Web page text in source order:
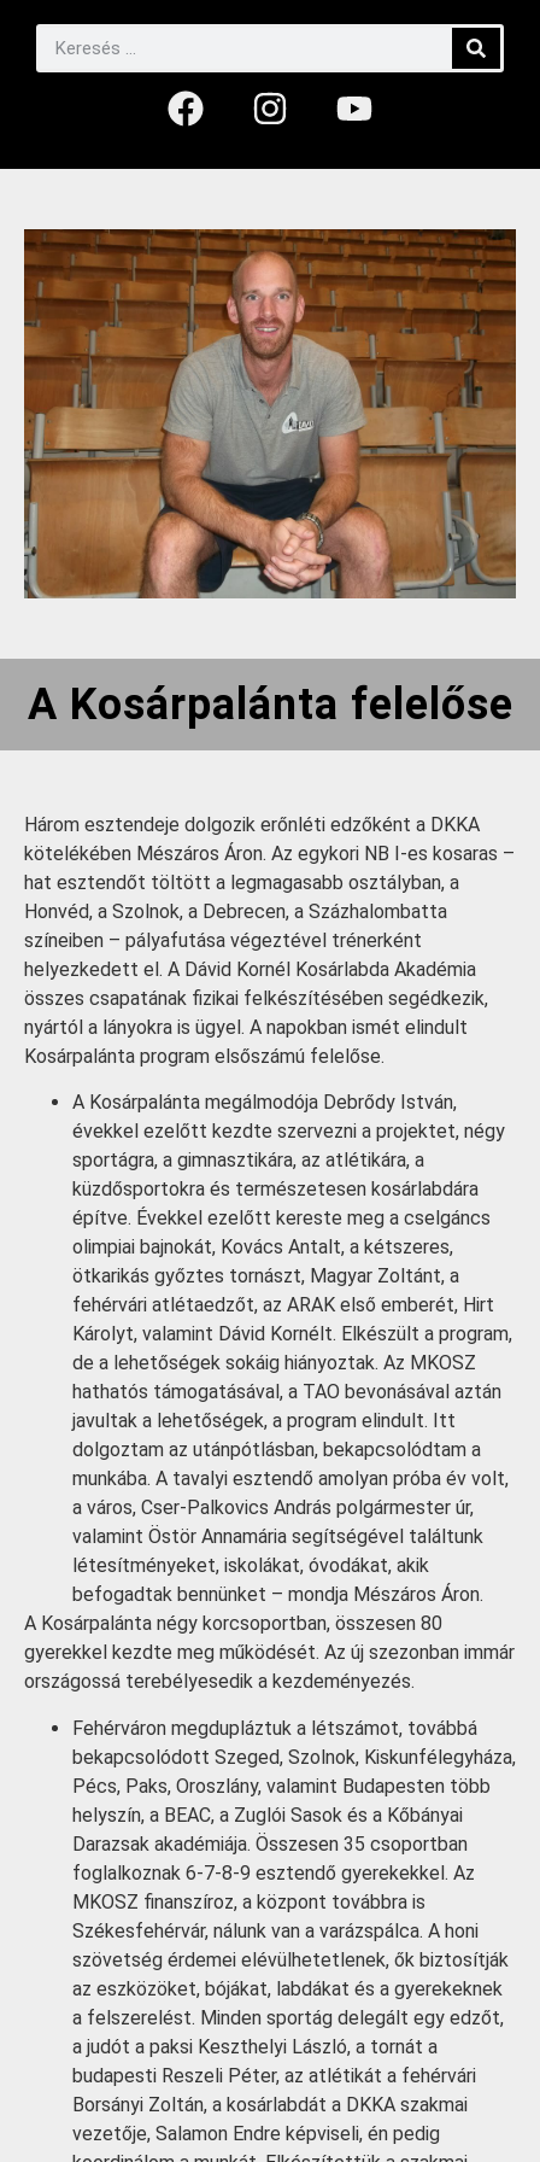
A Kosárpalánta felelőse
Három esztendeje dolgozik erőnléti edzőként a DKKA
kötelékében Mészáros Áron. Az egykori NB I-es kosaras –
hat esztendőt töltött a legmagasabb osztályban, a
Honvéd, a Szolnok, a Debrecen, a Százhalombatta
színeiben – pályafutása végeztével trénerként
helyezkedett el. A Dávid Kornél Kosárlabda Akadémia
összes csapatának fizikai felkészítésében segédkezik,
nyártól a lányokra is ügyel. A napokban ismét elindult
Kosárpalánta program elsőszámú felelőse.
A Kosárpalánta megálmodója Debrődy István,
évekkel ezelőtt kezdte szervezni a projektet, négy
sportágra, a gimnasztikára, az atlétikára, a
küzdősportokra és természetesen kosárlabdára
építve. Évekkel ezelőtt kereste meg a cselgáncs
olimpiai bajnokát, Kovács Antalt, a kétszeres,
ötkarikás győztes tornászt, Magyar Zoltánt, a
fehérvári atlétaedzőt, az ARAK első emberét, Hirt
Károlyt, valamint Dávid Kornélt. Elkészült a program,
de a lehetőségek sokáig hiányoztak. Az MKOSZ
hathatós támogatásával, a TAO bevonásával aztán
javultak a lehetőségek, a program elindult. Itt
dolgoztam az utánpótlásban, bekapcsolódtam a
munkába. A tavalyi esztendő amolyan próba év volt,
a város, Cser-Palkovics András polgármester úr,
valamint Östör Annamária segítségével találtunk
létesítményeket, iskolákat, óvodákat, akik
befogadtak bennünket – mondja Mészáros Áron.
A Kosárpalánta négy korcsoportban, összesen 80
gyerekkel kezdte meg működését. Az új szezonban immár
országossá terebélyesedik a kezdeményezés.
Fehérváron megdupláztuk a létszámot, továbbá
bekapcsolódott Szeged, Szolnok, Kiskunfélegyháza,
Pécs, Paks, Oroszlány, valamint Budapesten több
helyszín, a BEAC, a Zuglói Sasok és a Kőbányai
Darazsak akadémiája. Összesen 35 csoportban
foglalkoznak 6-7-8-9 esztendő gyerekekkel. Az
MKOSZ finanszíroz, a központ továbbra is
Székesfehérvár, nálunk van a varázspálca. A honi
szövetség érdemei elévülhetetlenek, ők biztosítják
az eszközöket, bójákat, labdákat és a gyerekeknek
a felszerelést. Minden sportág delegált egy edzőt,
a judót a paksi Keszthelyi László, a tornát a
budapesti Reszeli Péter, az atlétikát a fehérvári
Borsányi Zoltán, a kosárlabdát a DKKA szakmai
vezetője, Salamon Endre képviseli, én pedig